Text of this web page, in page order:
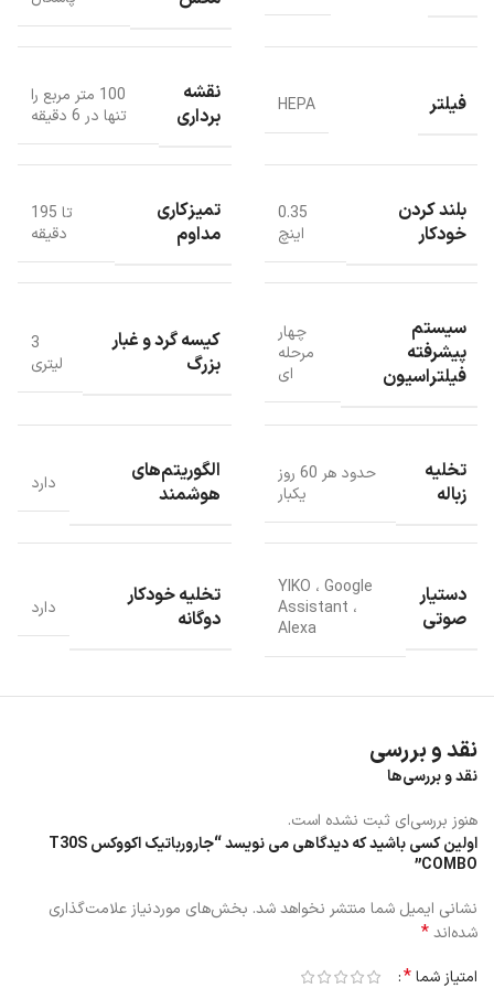
در کنار این قابلیت‌ها، فناوری ZeroTangle نیز از پیچیدن مو و پرز دور برس
اصلی جلوگیری کرده و نیاز به تمیزکاری مداوم برس را به حداقل می‌رساند.
فیلتر HEPA
نقشه
برداری
100 متر مربع را
تنها در 6 دقیقه
بلند کردن
خودکار
0.35
اینچ
تمیزکاری
مداوم
تا 195
دقیقه
سیستم
پیشرفته
فیلتراسیون
چهار
مرحله
ای
کیسه گرد و غبار
بزرگ
3
لیتری
تخلیه
زباله
حدود هر 60 روز
یکبار
الگوریتم‌های
هوشمند
دارد
دستیار
صوتی
YIKO ، Google
Assistant ،
Alexa
تخلیه خودکار
دوگانه
دارد
نقد و بررسی
نقد و بررسی‌ها
هنوز بررسی‌ای ثبت نشده است.
اولین کسی باشید که دیدگاهی می نویسد “جارورباتیک اکووکس T30S
COMBO”
نشانی ایمیل شما منتشر نخواهد شد. بخش‌های موردنیاز علامت‌گذاری
شده‌اند*
امتیاز شما*